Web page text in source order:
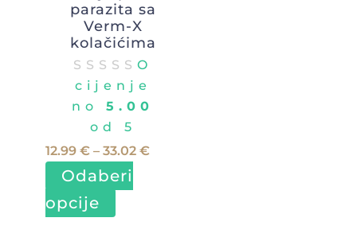
parazita sa
Verm-X
kolačićima
O
cijenje
no5.00
od 5
12.99 € – 33.02 €Raspon
Odaberi
opcije
proizvod